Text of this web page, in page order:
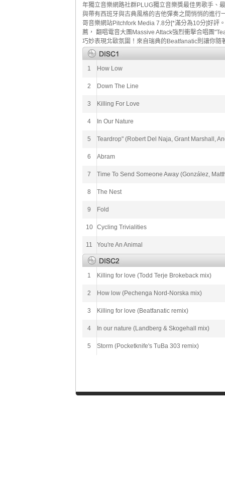
年獨立音樂網路社群PLUG獨立音樂獎最佳男歌手、
與帶有西班牙與古典風格的吉他彈奏之間悄悄的進
哥音樂網站Pitchfork Media 7.8分[*滿分為10分]好評
薦， 翻唱電音大團Massive Attack強烈衝擊合唱團
巧妙表現北歐氛圍！來自瑞典的Beatfanatic則讓你
1 How Low
2 Down The Line
3 Killing For Love
4 In Our Nature
5 Teardrop" (Robert Del Naja, Grant Marshall,
6 Abram
7 Time To Send Someone Away (González,
8 The Nest
9 Fold
10 Cycling Trivialities
11 You're An Animal
1 Killing for love (Todd Terje Brokeback mix)
2 How low (Pechenga Nord-Norska mix)
3 Killing for love (Beatfanatic remix)
4 In our nature (Landberg & Skogehall mix)
5 Storm (Pocketknife's TuBa 303 remix)